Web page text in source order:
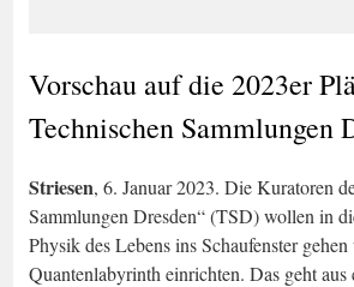
Vorschau auf die 2023er
Technischen Sammlungen
Striesen, 6. Januar 2023. Die Kuratoren
Sammlungen Dresden“ (TSD) wollen in
Physik des Lebens ins Schaufenster
Quantenlabyrinth einrichten. Das geht aus